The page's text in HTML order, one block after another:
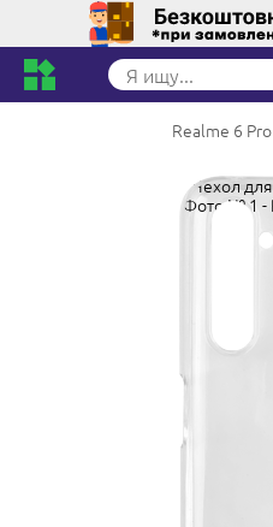
Realme 6 Pro